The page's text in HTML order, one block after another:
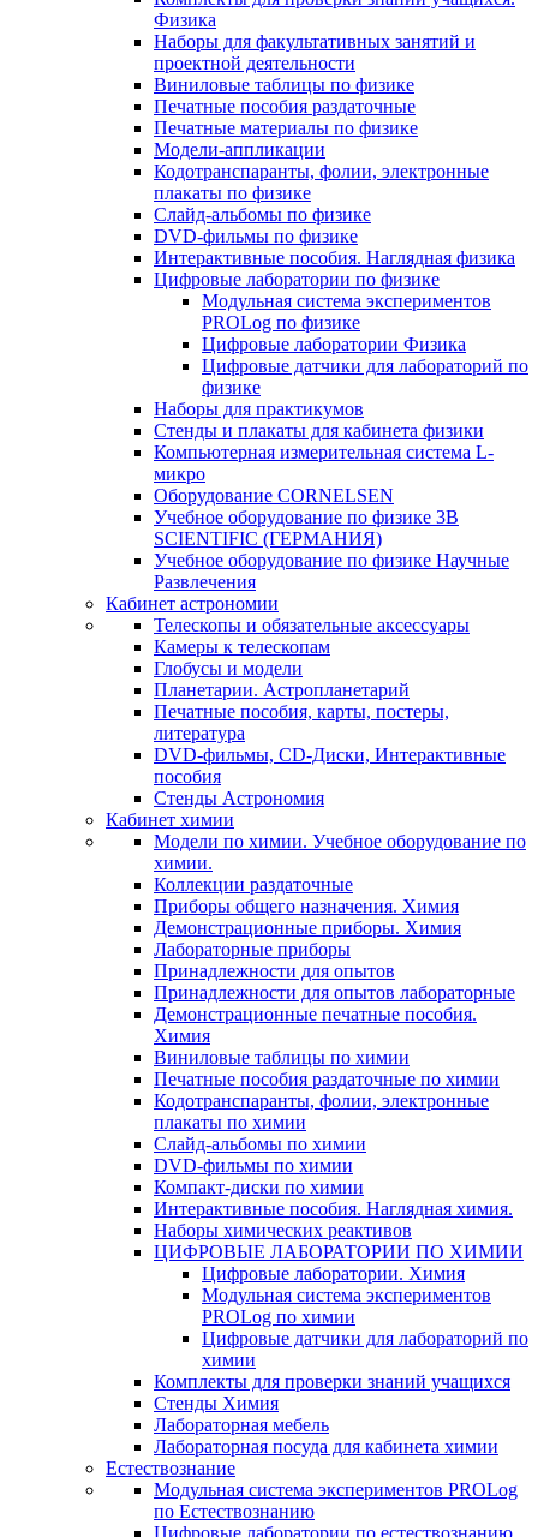
Физика
Наборы для факультативных занятий и
проектной деятельности
Виниловые таблицы по физике
Печатные пособия раздаточные
Печатные материалы по физике
Модели-аппликации
Кодотранспаранты, фолии, электронные
плакаты по физике
Слайд-альбомы по физике
DVD-фильмы по физике
Интерактивные пособия. Наглядная физика
Цифровые лаборатории по физике
Модульная система экспериментов
PROLog по физике
Цифровые лаборатории Физика
Цифровые датчики для лабораторий по
физике
Наборы для практикумов
Стенды и плакаты для кабинета физики
Компьютерная измерительная система L-
микро
Оборудование CORNELSEN
Учебное оборудование по физике 3B
SCIENTIFIC (ГЕРМАНИЯ)
Учебное оборудование по физике Научные
Развлечения
Кабинет астрономии
Телескопы и обязательные аксессуары
Камеры к телескопам
Глобусы и модели
Планетарии. Астропланетарий
Печатные пособия, карты, постеры,
литература
DVD-фильмы, CD-Диски, Интерактивные
пособия
Стенды Астрономия
Кабинет химии
Модели по химии. Учебное оборудование по
химии.
Коллекции раздаточные
Приборы общего назначения. Химия
Демонстрационные приборы. Химия
Лабораторные приборы
Принадлежности для опытов
Принадлежности для опытов лабораторные
Демонстрационные печатные пособия.
Химия
Виниловые таблицы по химии
Печатные пособия раздаточные по химии
Кодотранспаранты, фолии, электронные
плакаты по химии
Слайд-альбомы по химии
DVD-фильмы по химии
Компакт-диски по химии
Интерактивные пособия. Наглядная химия.
Наборы химических реактивов
ЦИФРОВЫЕ ЛАБОРАТОРИИ ПО ХИМИИ
Цифровые лаборатории. Химия
Модульная система экспериментов
PROLog по химии
Цифровые датчики для лабораторий по
химии
Комплекты для проверки знаний учащихся
Стенды Химия
Лабораторная мебель
Лабораторная посуда для кабинета химии
Естествознание
Модульная система экспериментов PROLog
по Естествознанию
Цифровые лаборатории по естествознанию